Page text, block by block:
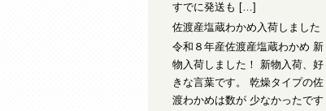
すでに発送も […]
佐渡産塩蔵わかめ入荷しました
令和８年産佐渡産塩蔵わかめ 新
物入荷しました！ 新物入荷、好
きな言葉です。 乾燥タイプの佐
渡わかめは数が 少なかったです